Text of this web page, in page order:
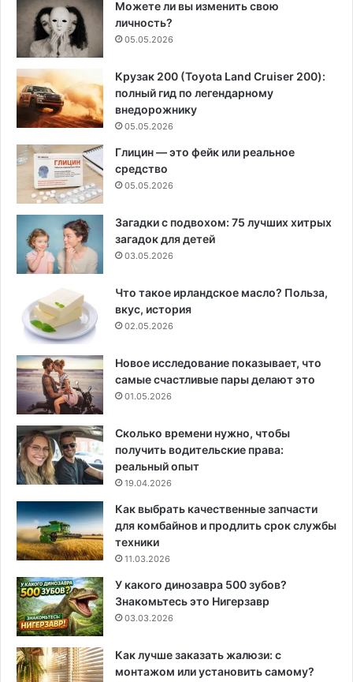
Можете ли вы изменить свою
личность?
05.05.2026
Крузак 200 (Toyota Land Cruiser 200):
полный гид по легендарному
внедорожнику
05.05.2026
Глицин — это фейк или реальное
средство
05.05.2026
Загадки с подвохом: 75 лучших хитрых
загадок для детей
03.05.2026
Что такое ирландское масло? Польза,
вкус, история
02.05.2026
Новое исследование показывает, что
самые счастливые пары делают это
01.05.2026
Сколько времени нужно, чтобы
получить водительские права:
реальный опыт
19.04.2026
Как выбрать качественные запчасти
для комбайнов и продлить срок службы
техники
11.03.2026
У какого динозавра 500 зубов?
Знакомьтесь это Нигерзавр
03.03.2026
Как лучше заказать жалюзи: с
монтажом или установить самому?